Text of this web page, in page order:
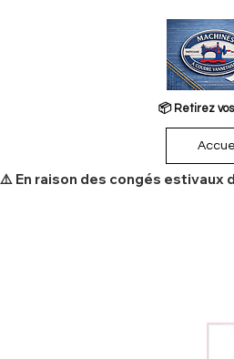
📦 Retirez
​⚠️ En raison des congés estivaux